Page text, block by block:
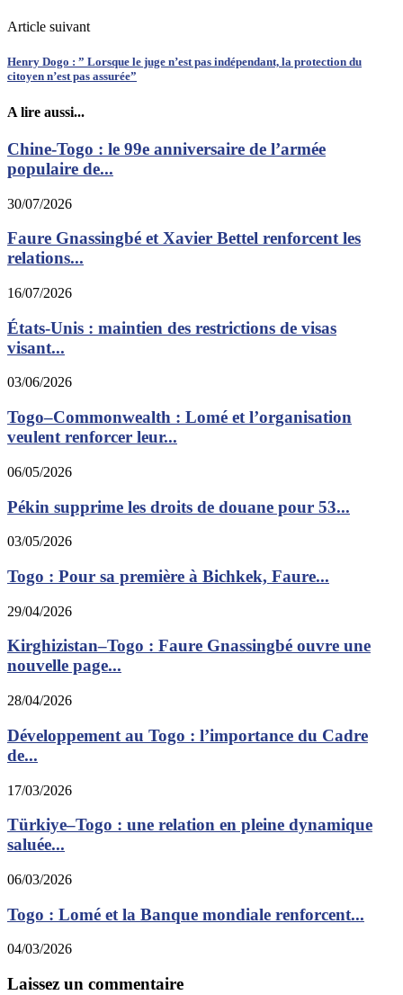
Article suivant
Henry Dogo : ” Lorsque le juge n’est pas indépendant, la protection du
citoyen n’est pas assurée”
A lire aussi...
Chine-Togo : le 99e anniversaire de l’armée
populaire de...
30/07/2026
Faure Gnassingbé et Xavier Bettel renforcent les
relations...
16/07/2026
États-Unis : maintien des restrictions de visas
visant...
03/06/2026
Togo–Commonwealth : Lomé et l’organisation
veulent renforcer leur...
06/05/2026
Pékin supprime les droits de douane pour 53...
03/05/2026
Togo : Pour sa première à Bichkek, Faure...
29/04/2026
Kirghizistan–Togo : Faure Gnassingbé ouvre une
nouvelle page...
28/04/2026
Développement au Togo : l’importance du Cadre
de...
17/03/2026
Türkiye–Togo : une relation en pleine dynamique
saluée...
06/03/2026
Togo : Lomé et la Banque mondiale renforcent...
04/03/2026
Laissez un commentaire